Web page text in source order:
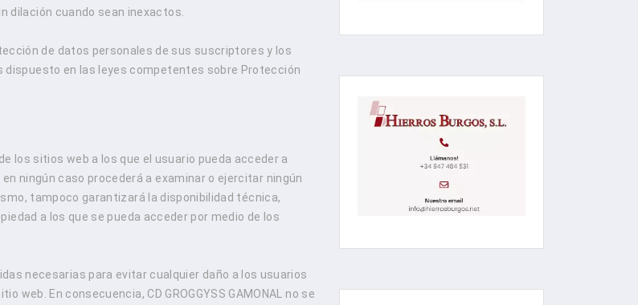
dilación cuando sean inexactos.
de datos personales de sus suscriptores y los
en las leyes competentes sobre Protección
los sitios web a los que el usuario pueda acceder a
ningún caso procederá a examinar o ejercitar ningún
tampoco garantizará la disponibilidad técnica,
a los que se pueda acceder por medio de los
necesarias para evitar cualquier daño a los usuarios
web. En consecuencia, CD GROGGYSS GAMONAL no se